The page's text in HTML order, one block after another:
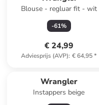
Blouse - regluar fit - wit
-61%
€ 24,99
Adviesprijs (AVP): € 64,95*
Wrangler
Instappers beige